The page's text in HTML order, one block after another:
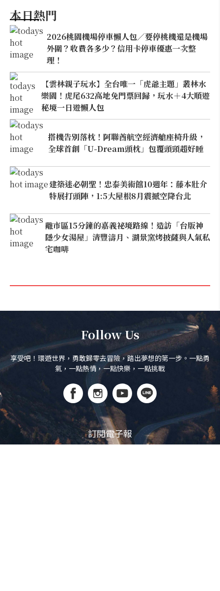
本日熱門
2026桃園機場停車懶人包／要停桃機還是機場
外圍？收費各多少？信用卡停車優惠一次整
理！
【雲林親子玩水】全台唯一「虎爺主題」叢林水
樂園！虎尾632高地免門票回歸，玩水＋4大順遊
秘境一日遊懶人包
搭機告別落枕！阿聯酋航空經濟艙座椅升級，
全球首創「U-Dream頭枕」包覆頭頸超好睡
建築迷必朝聖！忠泰美術館10週年：藤本壯介
特展打頭陣，1:5大屋根8月震撼空降台北
離市區15分鐘的嘉義祕境路線！造訪「台版神
隱少女湯屋」清豐濤月、湖景窯烤披薩與人氣私
宅咖啡
Follow Us
享受吧！環遊世界，勇敢歸零去冒險，踏出夢想的第一步。一點勇
氣，一點熱情，一點快樂，一點挑戰
訂閱電子報